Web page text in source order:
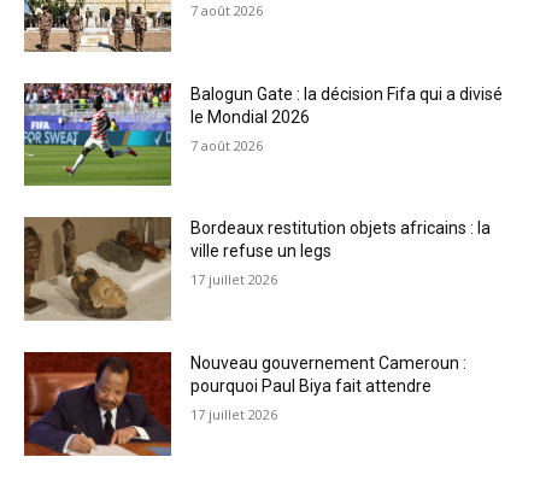
7 août 2026
Balogun Gate : la décision Fifa qui a divisé
le Mondial 2026
7 août 2026
Bordeaux restitution objets africains : la
ville refuse un legs
17 juillet 2026
Nouveau gouvernement Cameroun :
pourquoi Paul Biya fait attendre
17 juillet 2026